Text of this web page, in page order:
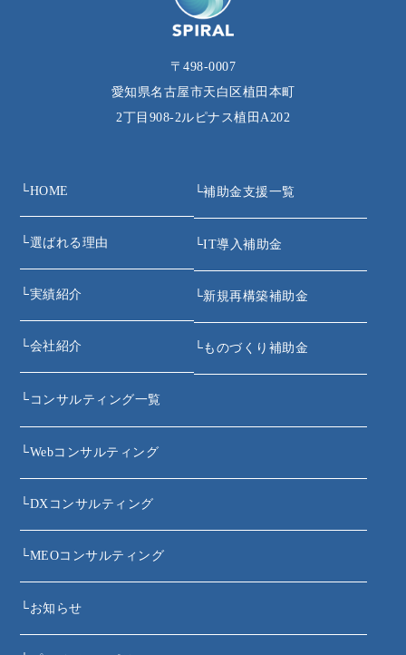
〒498-0007
愛知県名古屋市天白区植田本町
2丁目908‐2ルピナス植田A202
└HOME
└選ばれる理由
└実績紹介
└会社紹介
└補助金支援一覧
└IT導入補助金
└新規再構築補助金
└ものづくり補助金
└ コンサルティング一覧
└Webコンサルティング
└DXコンサルティング
└MEOコンサルティング
└お知らせ